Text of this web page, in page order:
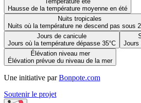
Hausse de la température moyenne en été
Nuits tropicales
Nuits où la température ne descend pas sous
Jours de canicule
Jours où la température dépasse 35°C
Jours
Élévation niveau mer
Élévation prévue du niveau de la mer
Une initiative par Bonpote.com
Soutenir le projet